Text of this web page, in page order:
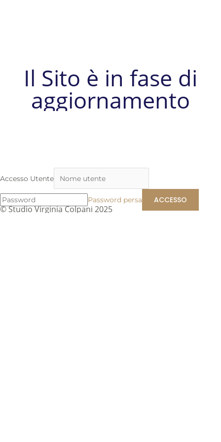
Il Sito è in fase di
aggiornamento
© Studio Virginia Colpani 2025
Accesso Utente
Password persa